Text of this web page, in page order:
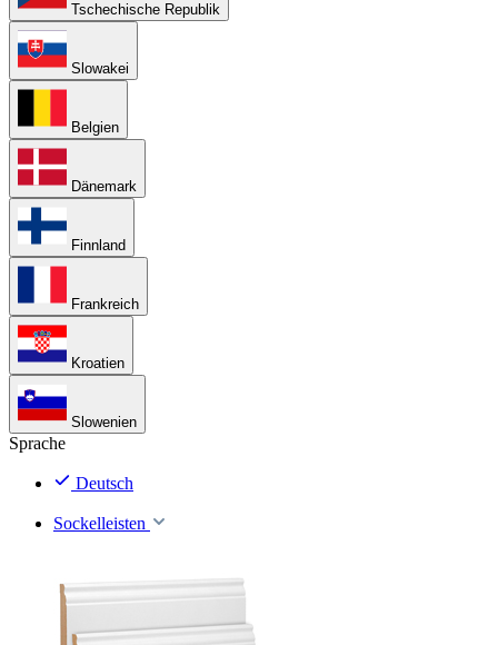
Tschechische Republik
Slowakei
Belgien
Dänemark
Finnland
Frankreich
Kroatien
Slowenien
Sprache
Deutsch
Sockelleisten